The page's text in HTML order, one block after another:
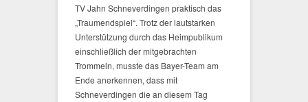
TV Jahn Schneverdingen praktisch das
„Traumendspiel“. Trotz der lautstarken
Unterstützung durch das Heimpublikum
einschließlich der mitgebrachten
Trommeln, musste das Bayer-Team am
Ende anerkennen, dass mit
Schneverdingen die an diesem Tag